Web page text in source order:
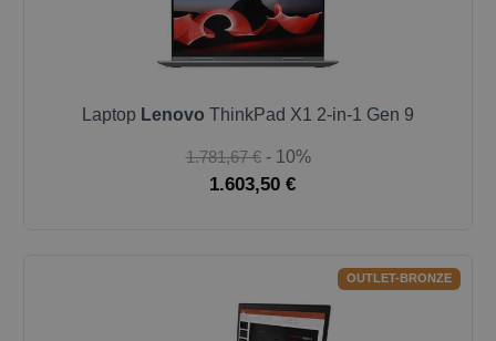
Laptop Lenovo ThinkPad X1 2-in-1 Gen 9
1.781,67 € - 10%
1.603,50 €
OUTLET-BRONZE